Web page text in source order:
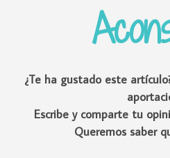
¿Te ha gustado este
Escribe y comparte tu
Queremos saber